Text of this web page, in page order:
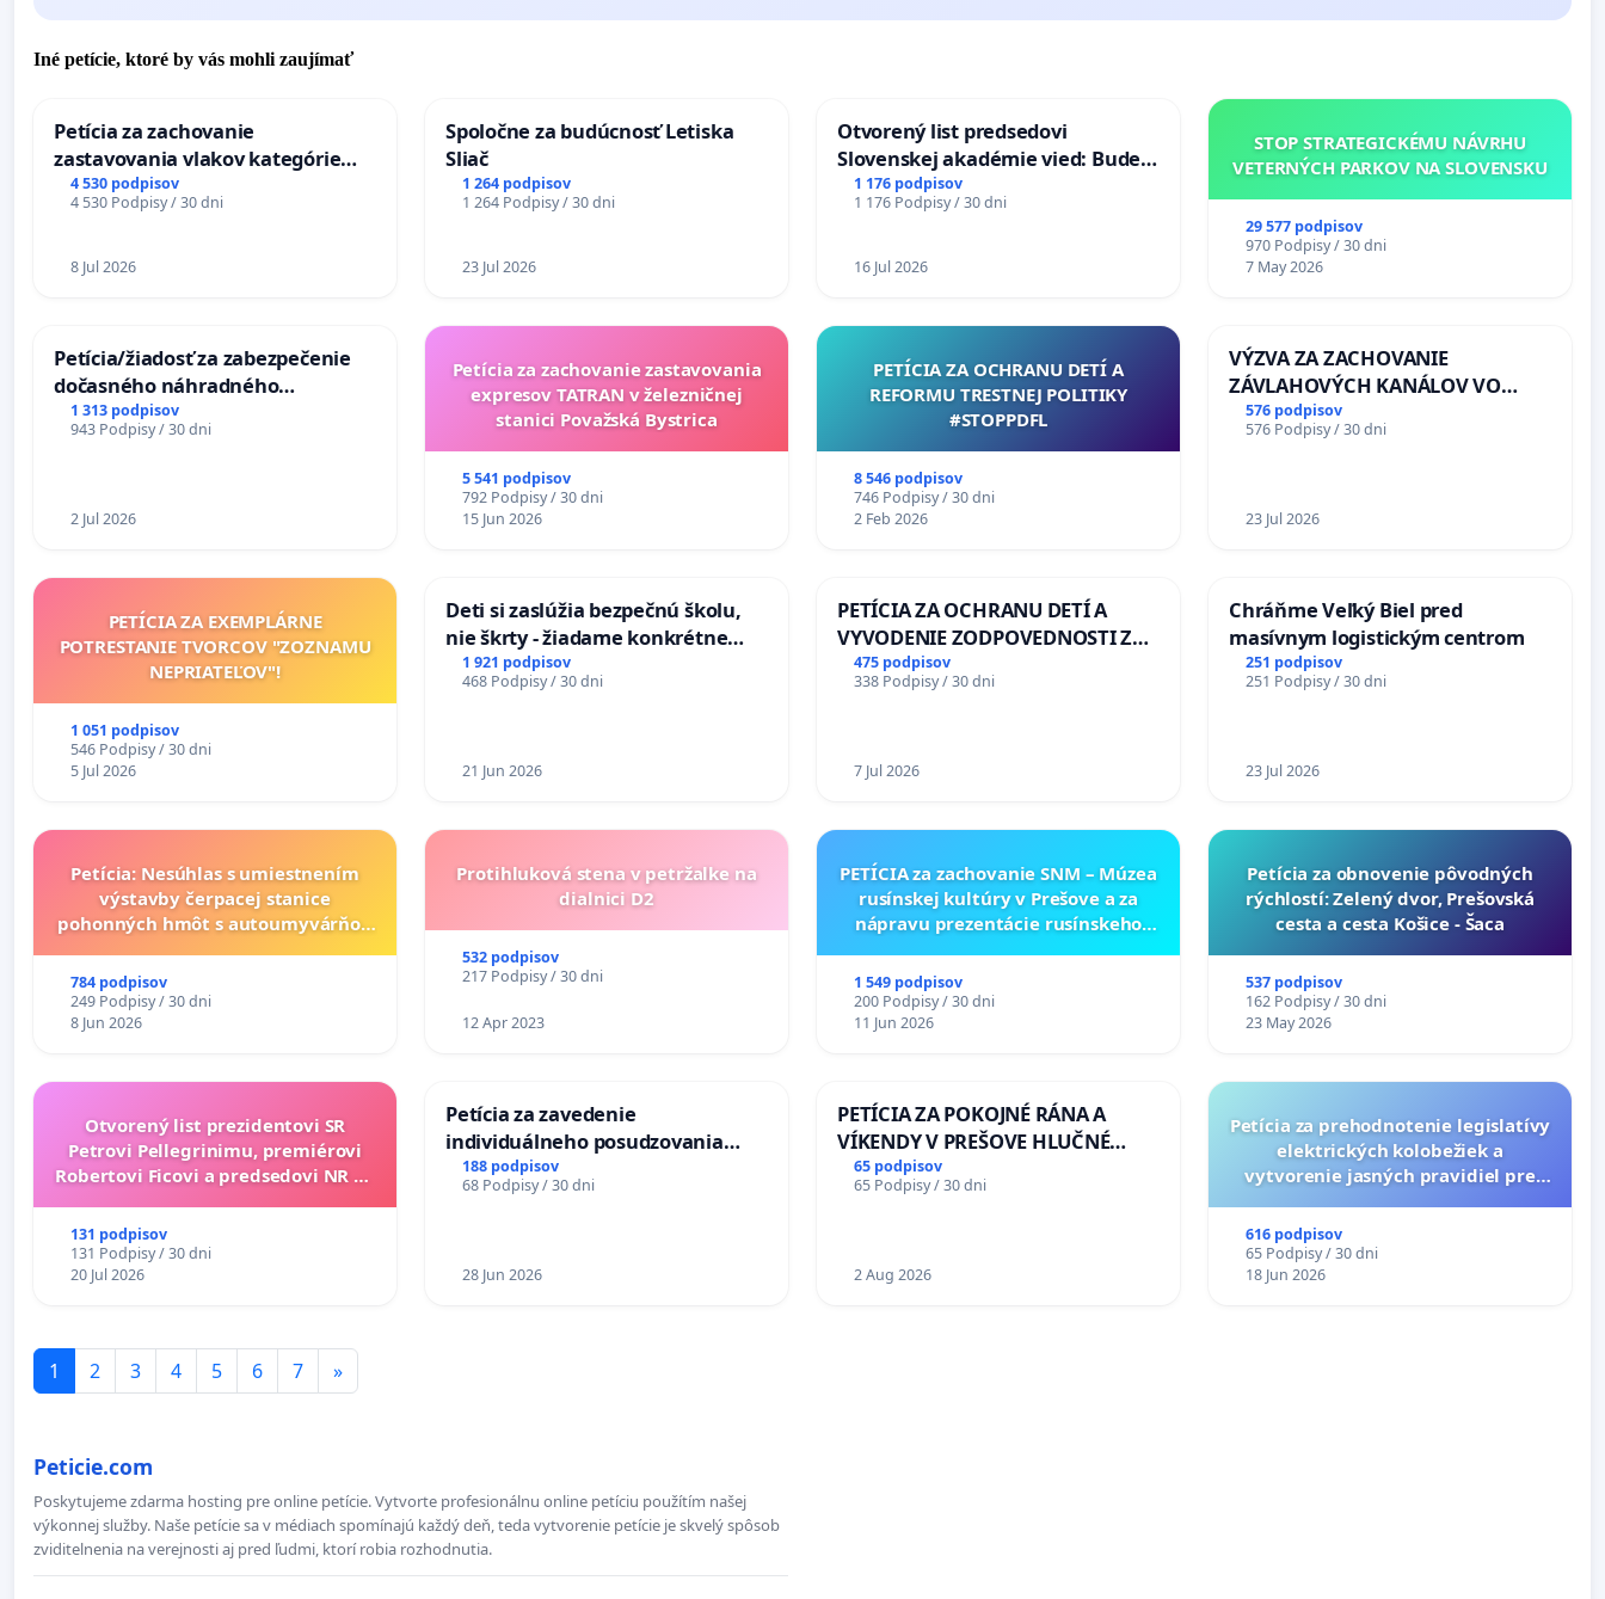
Iné petície, ktoré by vás mohli zaujímať
Petícia za zachovanie
zastavovania vlakov kategórie
Expres (Ex) TATRAN v železničnej
stanici Púchov
4 530 podpisov
4 530 Podpisy / 30 dni
8 Jul 2026
Spoločne za budúcnosť Letiska
Sliač
1 264 podpisov
1 264 Podpisy / 30 dni
23 Jul 2026
Otvorený list predsedovi
Slovenskej akadémie vied: Bude
mať Vízia Slovenska 2040 mravnú
chrbticu?
1 176 podpisov
1 176 Podpisy / 30 dni
16 Jul 2026
STOP STRATEGICKÉMU NÁVRHU
VETERNÝCH PARKOV NA SLOVENSKU
29 577 podpisov
970 Podpisy / 30 dni
7 May 2026
Petícia/žiadosť za zabezpečenie
dočasného náhradného
premostenia Váhu počas úplnej
uzávery Vážskeho mosta v
1 313 podpisov
943 Podpisy / 30 dni
2 Jul 2026
Petícia za zachovanie zastavovania
expresov TATRAN v železničnej
stanici Považská Bystrica
5 541 podpisov
792 Podpisy / 30 dni
15 Jun 2026
PETÍCIA ZA OCHRANU DETÍ A
REFORMU TRESTNEJ POLITIKY
#STOPPDFL
8 546 podpisov
746 Podpisy / 30 dni
2 Feb 2026
VÝZVA ZA ZACHOVANIE
ZÁVLAHOVÝCH KANÁLOV VO
VÝLUČNOM VLASTNÍCTVE A POD
KONTROLOU SLOVENSKEJ
a odvodňovacích kanálov na
576 podpisov
576 Podpisy / 30 dni
23 Jul 2026
PETÍCIA ZA EXEMPLÁRNE
POTRESTANIE TVORCOV "ZOZNAMU
NEPRIATEĽOV"!
1 051 podpisov
546 Podpisy / 30 dni
5 Jul 2026
Deti si zaslúžia bezpečnú školu,
nie škrty - žiadame konkrétne
opatrenia na zlepšenie situácie v
školstve
1 921 podpisov
468 Podpisy / 30 dni
21 Jun 2026
PETÍCIA ZA OCHRANU DETÍ A
VYVODENIE ZODPOVEDNOSTI ZA
DLHOROČNÚ NEČINNOSŤ A
ZLYHANIE ŠTÁTU
475 podpisov
338 Podpisy / 30 dni
7 Jul 2026
Chráňme Veľký Biel pred
masívnym logistickým centrom
251 podpisov
251 Podpisy / 30 dni
23 Jul 2026
Petícia: Nesúhlas s umiestnením
výstavby čerpacej stanice
pohonných hmôt s autoumyvárňou
Grob - Čierna Voda
784 podpisov
249 Podpisy / 30 dni
8 Jun 2026
Protihluková stena v petržalke na
dialnici D2
532 podpisov
217 Podpisy / 30 dni
12 Apr 2023
PETÍCIA za zachovanie SNM – Múzea
rusínskej kultúry v Prešove a za
nápravu prezentácie rusínskeho
Múzeu ukrajinskej kultúry vo
Svidníku
1 549 podpisov
200 Podpisy / 30 dni
11 Jun 2026
​Petícia za obnovenie pôvodných
rýchlostí: Zelený dvor, Prešovská
cesta a cesta Košice - Šaca
537 podpisov
162 Podpisy / 30 dni
23 May 2026
Otvorený list prezidentovi SR
Petrovi Pellegrinimu, premiérovi
Robertovi Ficovi a predsedovi NR SR
131 podpisov
131 Podpisy / 30 dni
20 Jul 2026
Petícia za zavedenie
individuálneho posudzovania
zdravotnej spôsobilosti osôb s
diabetom 1. a 2. typu pri prijímaní
188 podpisov
68 Podpisy / 30 dni
28 Jun 2026
PETÍCIA ZA POKOJNÉ RÁNA A
VÍKENDY V PREŠOVE HLUČNÉ
STAVEBNÉ PRÁCE V SOBOTU LEN
OD 9.00 DO 13.00 HOD., CEZ
KONTROLA STAVBY C-AREA NA
65 podpisov
65 Podpisy / 30 dni
2 Aug 2026
Petícia za prehodnotenie legislatívy
elektrických kolobežiek a
vytvorenie jasných pravidiel pre
616 podpisov
65 Podpisy / 30 dni
18 Jun 2026
1 2 3 4 5 6 7 »
Peticie.com
Poskytujeme zdarma hosting pre online petície. Vytvorte profesionálnu online petíciu použítím našej
výkonnej služby. Naše petície sa v médiach spomínajú každý deň, teda vytvorenie petície je skvelý spôsob
zviditelnenia na verejnosti aj pred ľudmi, ktorí robia rozhodnutia.